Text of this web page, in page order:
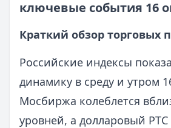
ключевые события 16
Краткий обзор торговых
Российские индексы
динамику в среду и утром
Мосбиржа колеблется
уровней, а долларовый РТС